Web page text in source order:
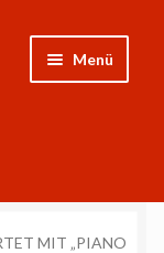
Menü
MIT „PIANO